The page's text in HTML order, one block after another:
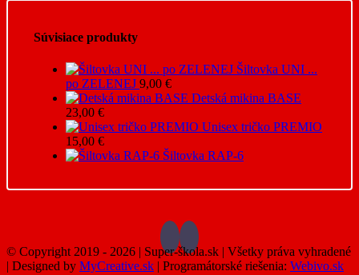
Súvisiace produkty
Šiltovka UNI ...
po ZELENEJ 9,00 €
Detská mikina BASE
23,00 €
Unisex tričko PREMIO
15,00 €
Šiltovka RAP-6
© Copyright 2019 - 2026 | Super-škola.sk | Všetky práva vyhradené
| Designed by MyCreative.sk | Programátorské riešenia: Webivo.sk